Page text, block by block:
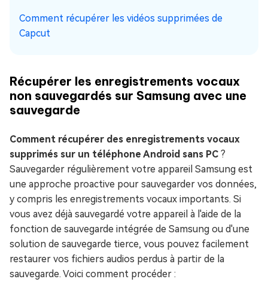
Comment récupérer les vidéos supprimées de
Capcut
Récupérer les enregistrements vocaux
non sauvegardés sur Samsung avec une
sauvegarde
Comment récupérer des enregistrements vocaux
supprimés sur un téléphone Android sans PC ?
Sauvegarder régulièrement votre appareil Samsung est
une approche proactive pour sauvegarder vos données,
y compris les enregistrements vocaux importants. Si
vous avez déjà sauvegardé votre appareil à l'aide de la
fonction de sauvegarde intégrée de Samsung ou d'une
solution de sauvegarde tierce, vous pouvez facilement
restaurer vos fichiers audios perdus à partir de la
sauvegarde. Voici comment procéder :